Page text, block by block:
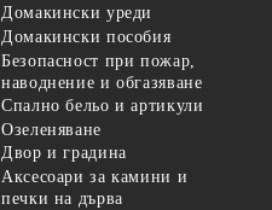
Домакински уреди
Домакински пособия
Безопасност при пожар,
наводнение и обгазяване
Спално бельо и артикули
Озеленяване
Двор и градина
Аксесоари за камини и
печки на дърва